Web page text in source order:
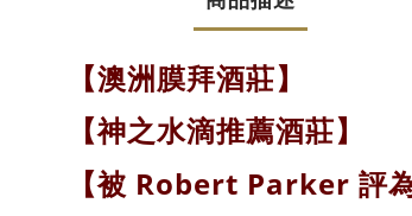
【澳洲膜拜酒莊】
【神之水滴推薦酒莊】
【被 Robert Parker 評